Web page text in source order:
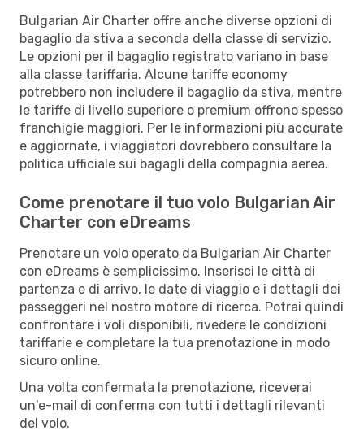
Bulgarian Air Charter offre anche diverse opzioni di
bagaglio da stiva a seconda della classe di servizio.
Le opzioni per il bagaglio registrato variano in base
alla classe tariffaria. Alcune tariffe economy
potrebbero non includere il bagaglio da stiva, mentre
le tariffe di livello superiore o premium offrono spesso
franchigie maggiori. Per le informazioni più accurate
e aggiornate, i viaggiatori dovrebbero consultare la
politica ufficiale sui bagagli della compagnia aerea.
Come prenotare il tuo volo Bulgarian Air
Charter con eDreams
Prenotare un volo operato da Bulgarian Air Charter
con eDreams è semplicissimo. Inserisci le città di
partenza e di arrivo, le date di viaggio e i dettagli dei
passeggeri nel nostro motore di ricerca. Potrai quindi
confrontare i voli disponibili, rivedere le condizioni
tariffarie e completare la tua prenotazione in modo
sicuro online.
Una volta confermata la prenotazione, riceverai
un'e-mail di conferma con tutti i dettagli rilevanti
del volo.